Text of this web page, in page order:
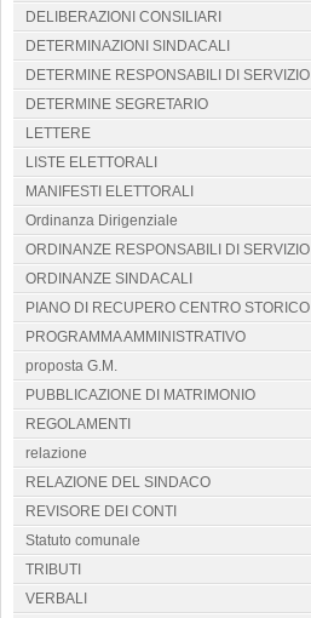
DELIBERAZIONI CONSILIARI
DETERMINAZIONI SINDACALI
DETERMINE RESPONSABILI DI SERVIZIO
DETERMINE SEGRETARIO
LETTERE
LISTE ELETTORALI
MANIFESTI ELETTORALI
Ordinanza Dirigenziale
ORDINANZE RESPONSABILI DI SERVIZIO
ORDINANZE SINDACALI
PIANO DI RECUPERO CENTRO STORICO
PROGRAMMA AMMINISTRATIVO
proposta G.M.
PUBBLICAZIONE DI MATRIMONIO
REGOLAMENTI
relazione
RELAZIONE DEL SINDACO
REVISORE DEI CONTI
Statuto comunale
TRIBUTI
VERBALI